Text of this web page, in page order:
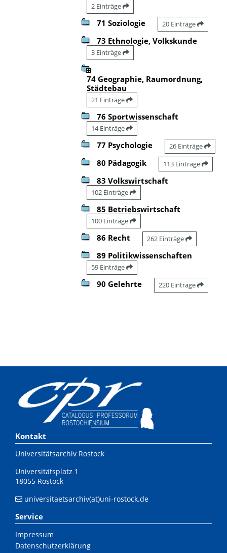
2 Einträge
71 Soziologie 20 Einträge
73 Ethnologie, Volkskunde
3 Einträge
74 Geographie, Raumordnung,
Städtebau
21 Einträge
76 Sportwissenschaft
14 Einträge
77 Psychologie 26 Einträge
80 Pädagogik 113 Einträge
83 Volkswirtschaft
102 Einträge
85 Betriebswirtschaft
100 Einträge
86 Recht 262 Einträge
89 Politikwissenschaften
59 Einträge
90 Gelehrte 220 Einträge
Kontakt
Universitätsarchiv Rostock
Universitätsplatz 1
18055 Rostock
universitaetsarchiv(at)uni-rostock.de
Service
Impressum
Datenschutzerklärung